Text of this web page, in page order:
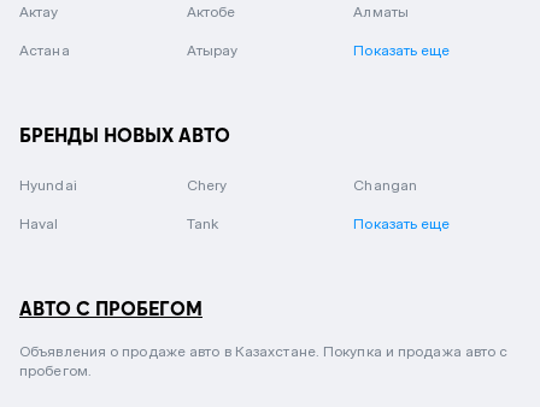
Актау Актобе Алматы
Астана Атырау Показать еще
БРЕНДЫ НОВЫХ АВТО
Hyundai Chery Changan
Haval Tank Показать еще
АВТО С ПРОБЕГОМ
Объявления о продаже авто в Казахстане. Покупка и продажа авто с
пробегом.